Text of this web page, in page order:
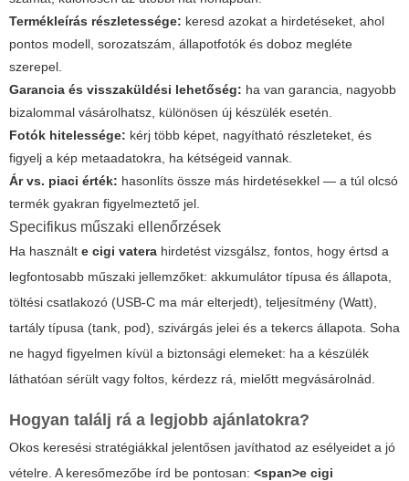
Termékleírás részletessége: keresd azokat a hirdetéseket, ahol
pontos modell, sorozatszám, állapotfotók és doboz megléte
szerepel.
Garancia és visszaküldési lehetőség: ha van garancia, nagyobb
bizalommal vásárolhatsz, különösen új készülék esetén.
Fotók hitelessége: kérj több képet, nagyítható részleteket, és
figyelj a kép metaadatokra, ha kétségeid vannak.
Ár vs. piaci érték: hasonlíts össze más hirdetésekkel — a túl olcsó
termék gyakran figyelmeztető jel.
Specifikus műszaki ellenőrzések
Ha használt e cigi vatera hirdetést vizsgálsz, fontos, hogy értsd a
legfontosabb műszaki jellemzőket: akkumulátor típusa és állapota,
töltési csatlakozó (USB-C ma már elterjedt), teljesítmény (Watt),
tartály típusa (tank, pod), szivárgás jelei és a tekercs állapota. Soha
ne hagyd figyelmen kívül a biztonsági elemeket: ha a készülék
láthatóan sérült vagy foltos, kérdezz rá, mielőtt megvásárolnád.
Hogyan találj rá a legjobb ajánlatokra?
Okos keresési stratégiákkal jelentősen javíthatod az esélyeidet a jó
vételre. A keresőmezőbe írd be pontosan: <span>e cigi